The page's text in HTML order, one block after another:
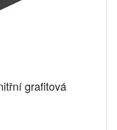
grafitová